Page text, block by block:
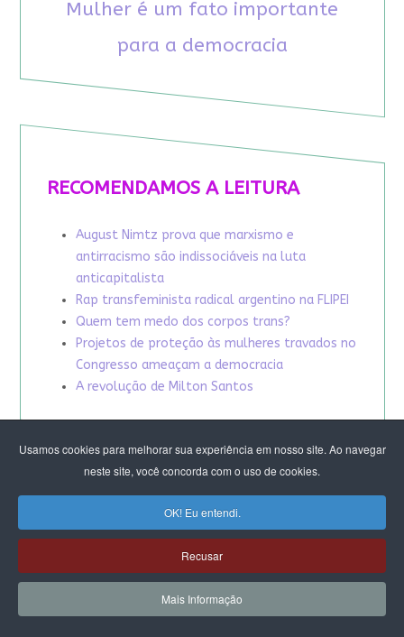
Usamos cookies para melhorar sua experiência em nosso site. Ao navegar
neste site, você concorda com o uso de cookies.
OK! Eu entendi.
Recusar
Mais Informação
Mulher é um fato importante
para a democracia
RECOMENDAMOS A LEITURA
August Nimtz prova que marxismo e
antirracismo são indissociáveis na luta
anticapitalista
Rap transfeminista radical argentino na FLIPEI
Quem tem medo dos corpos trans?
Projetos de proteção às mulheres travados no
Congresso ameaçam a democracia
A revolução de Milton Santos